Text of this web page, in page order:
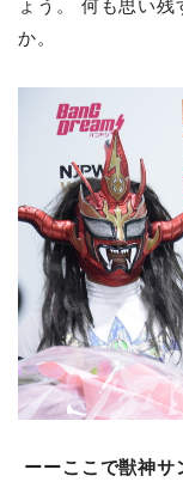
ょう。 何も思い
か。
ーーここで獣神